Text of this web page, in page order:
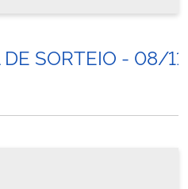
DE SORTEIO - 08/